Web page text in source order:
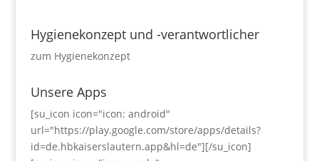
Hygienekonzept und -verantwortlicher
zum Hygienekonzept
Unsere Apps
[su_icon icon="icon: android"
url="https://play.google.com/store/apps/details?
id=de.hbkaiserslautern.app&hl=de"][/su_icon]